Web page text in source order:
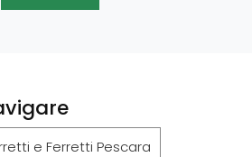
e Ferretti Pescara